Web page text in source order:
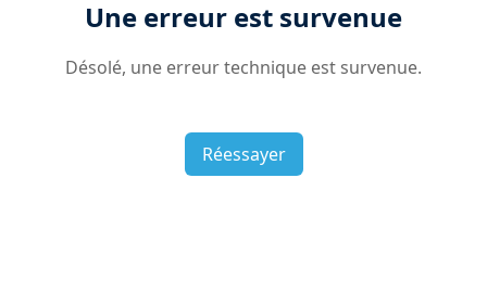
Une erreur est survenue
Désolé, une erreur technique est survenue.
Réessayer